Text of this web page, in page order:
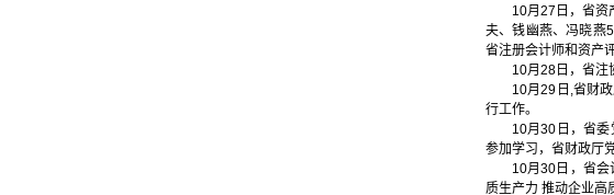
10月27日，省资
夫、钱幽燕、冯晓燕
省注册会计师和资产
10月28日，省注
10月29日,省财
行工作。
10月30日，省
参加学习，省财政厅
10月30日，省会
质生产力 推动企业高